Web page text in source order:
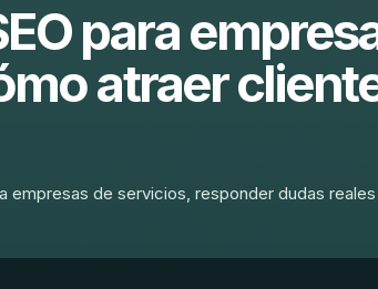
para
atraer
empresas de servicios, responder dudas